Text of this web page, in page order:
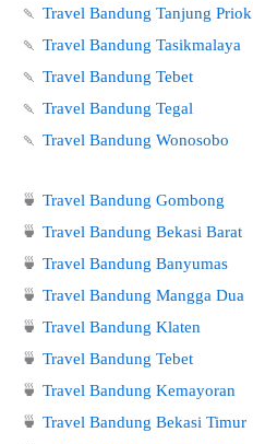
🍡 Travel Bandung Tanjung Priok
🍡 Travel Bandung Tasikmalaya
🍡 Travel Bandung Tebet
🍡 Travel Bandung Tegal
🍡 Travel Bandung Wonosobo
🍵 Travel Bandung Gombong
🍵 Travel Bandung Bekasi Barat
🍵 Travel Bandung Banyumas
🍵 Travel Bandung Mangga Dua
🍵 Travel Bandung Klaten
🍵 Travel Bandung Tebet
🍵 Travel Bandung Kemayoran
🍵 Travel Bandung Bekasi Timur